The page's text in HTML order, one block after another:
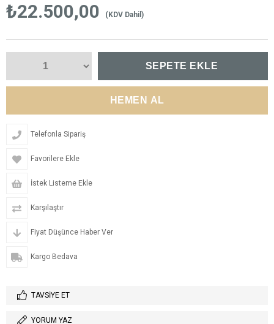
₺22.500,00 (KDV Dahil)
Telefonla Sipariş
Favorilere Ekle
İstek Listeme Ekle
Karşılaştır
Fiyat Düşünce Haber Ver
Kargo Bedava
TAVSIYE ET
YORUM YAZ